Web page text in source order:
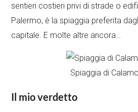
sentieri costieri privi di strade o
Palermo, è la spiaggia preferita
capitale. E molte altre ancora…
Spiaggia di
Il mio verdetto